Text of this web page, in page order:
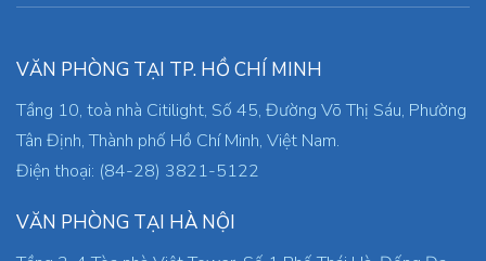
VĂN PHÒNG TẠI TP. HỒ CHÍ MINH
Tầng 10, toà nhà Citilight, Số 45, Đường Võ Thị Sáu, Phường
Tân Định, Thành phố Hồ Chí Minh, Việt Nam.
Điện thoại: (84-28) 3821-5122
VĂN PHÒNG TẠI HÀ NỘI